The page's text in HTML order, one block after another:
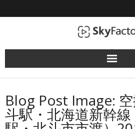
使用機（ドローン）
業務実績
Blog Post Image:
斗駅・北海道新幹